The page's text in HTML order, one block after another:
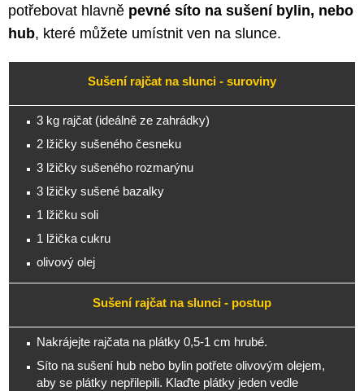
potřebovat hlavně pevné síto na sušení bylin, nebo
hub, které můžete umístnit ven na slunce.
Sušení rajčat na slunci - suroviny
3 kg rajčat (ideálně ze zahrádky)
2 lžičky sušeného česneku
3 lžičky sušeného rozmarýnu
3 lžičky sušené bazalky
1 lžičku soli
1 lžička cukru
olivový olej
Sušení rajčat na slunci - postup
Nakrájejte rajčata na plátky 0,5-1 cm hrubé.
Síto na sušení hub nebo bylin potřete olivovým olejem,
aby se plátky nepřilepili. Klaďte plátky jeden vedle